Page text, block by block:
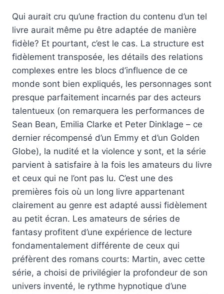
Qui aurait cru qu’une fraction du contenu d’un tel
livre aurait même pu être adaptée de manière
fidèle? Et pourtant, c’est le cas. La structure est
fidèlement transposée, les détails des relations
complexes entre les blocs d’influence de ce
monde sont bien expliqués, les personnages sont
presque parfaitement incarnés par des acteurs
talentueux (on remarquera les performances de
Sean Bean, Emilia Clarke et Peter Dinklage – ce
dernier récompensé d’un Emmy et d’un Golden
Globe), la nudité et la violence y sont, et la série
parvient à satisfaire à la fois les amateurs du livre
et ceux qui ne l’ont pas lu. C’est une des
premières fois où un long livre appartenant
clairement au genre est adapté aussi fidèlement
au petit écran. Les amateurs de séries de
fantasy profitent d’une expérience de lecture
fondamentalement différente de ceux qui
préfèrent des romans courts: Martin, avec cette
série, a choisi de privilégier la profondeur de son
univers inventé, le rythme hypnotique d’une